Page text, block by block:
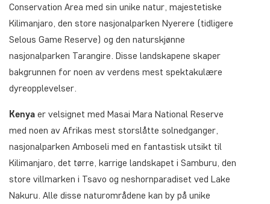
Conservation Area med sin unike natur, majestetiske
Kilimanjaro, den store nasjonalparken Nyerere (tidligere
Selous Game Reserve) og den naturskjønne
nasjonalparken Tarangire. Disse landskapene skaper
bakgrunnen for noen av verdens mest spektakulære
dyreopplevelser.
Kenya er velsignet med Masai Mara National Reserve
med noen av Afrikas mest storslåtte solnedganger,
nasjonalparken Amboseli med en fantastisk utsikt til
Kilimanjaro, det tørre, karrige landskapet i Samburu, den
store villmarken i Tsavo og neshornparadiset ved Lake
Nakuru. Alle disse naturområdene kan by på unike